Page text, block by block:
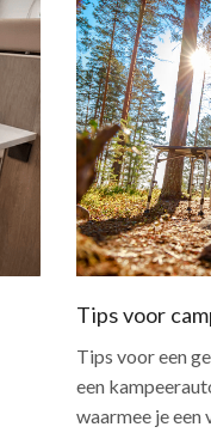
Tips voor
Tips voor een
een
waarmee je